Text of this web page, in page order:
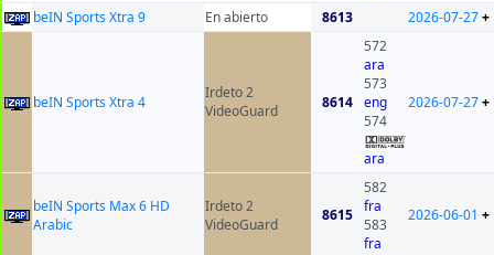
beIN Sports Xtra 9 En abierto 8613 2026-07-27+
beIN Sports Xtra 4
Irdeto 2
VideoGuard
8614
572
ara
573
eng
574
ara
2026-07-27+
beIN Sports Max 6 HD
Arabic
Irdeto 2
VideoGuard
8615
582
fra
583
fra
2026-06-01 +